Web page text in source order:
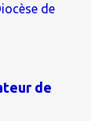
de
de